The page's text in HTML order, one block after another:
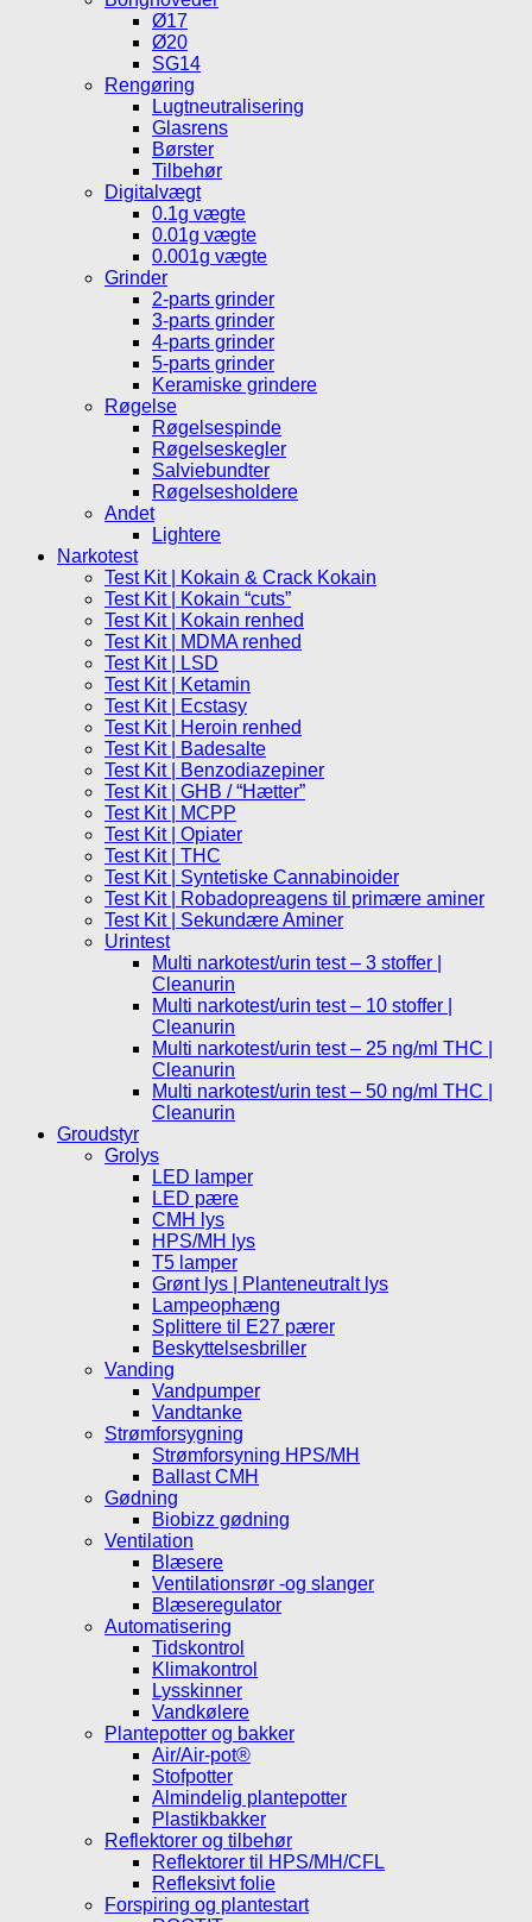
Ø17
Ø20
SG14
Rengøring
Lugtneutralisering
Glasrens
Børster
Tilbehør
Digitalvægt
0.1g vægte
0.01g vægte
0.001g vægte
Grinder
2-parts grinder
3-parts grinder
4-parts grinder
5-parts grinder
Keramiske grindere
Røgelse
Røgelsespinde
Røgelseskegler
Salviebundter
Røgelsesholdere
Andet
Lightere
Narkotest
Test Kit | Kokain & Crack Kokain
Test Kit | Kokain “cuts”
Test Kit | Kokain renhed
Test Kit | MDMA renhed
Test Kit | LSD
Test Kit | Ketamin
Test Kit | Ecstasy
Test Kit | Heroin renhed
Test Kit | Badesalte
Test Kit | Benzodiazepiner
Test Kit | GHB / “Hætter”
Test Kit | MCPP
Test Kit | Opiater
Test Kit | THC
Test Kit | Syntetiske Cannabinoider
Test Kit | Robadopreagens til primære aminer
Test Kit | Sekundære Aminer
Urintest
Multi narkotest/urin test – 3 stoffer |
Cleanurin
Multi narkotest/urin test – 10 stoffer |
Cleanurin
Multi narkotest/urin test – 25 ng/ml THC |
Cleanurin
Multi narkotest/urin test – 50 ng/ml THC |
Cleanurin
Groudstyr
Grolys
LED lamper
LED pære
CMH lys
HPS/MH lys
T5 lamper
Grønt lys | Planteneutralt lys
Lampeophæng
Splittere til E27 pærer
Beskyttelsesbriller
Vanding
Vandpumper
Vandtanke
Strømforsygning
Strømforsyning HPS/MH
Ballast CMH
Gødning
Biobizz gødning
Ventilation
Blæsere
Ventilationsrør -og slanger
Blæseregulator
Automatisering
Tidskontrol
Klimakontrol
Lysskinner
Vandkølere
Plantepotter og bakker
Air/Air-pot®
Stofpotter
Almindelig plantepotter
Plastikbakker
Reflektorer og tilbehør
Reflektorer til HPS/MH/CFL
Refleksivt folie
Forspiring og plantestart